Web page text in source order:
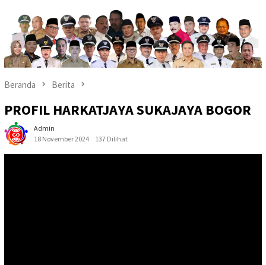
Beranda Berita
PROFIL HARKATJAYA SUKAJAYA BOGOR
Admin
18 November 2024
137 Dilihat